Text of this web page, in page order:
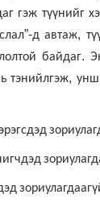
гэж түүнийг
”-д автаж,
байдаг.
тэнийлгэж,